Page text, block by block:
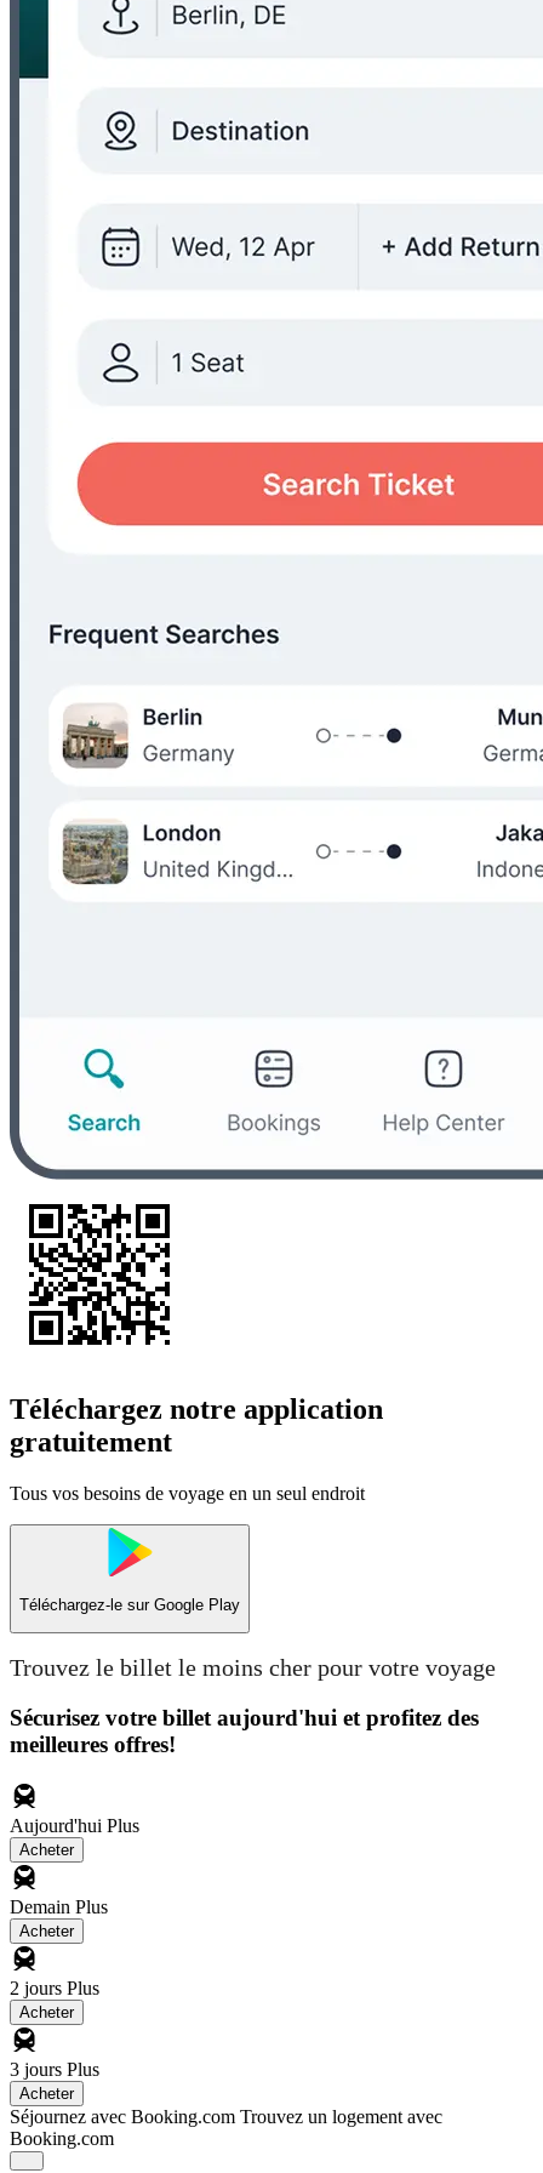
Téléchargez notre application
gratuitement
Tous vos besoins de voyage en un seul endroit
Téléchargez-le sur Google Play
Trouvez le billet le moins cher pour votre voyage
Sécurisez votre billet aujourd'hui et profitez des
meilleures offres!
Aujourd'hui Plus
Acheter
Demain Plus
Acheter
2 jours Plus
Acheter
3 jours Plus
Acheter
Séjournez avec Booking.com Trouvez un logement avec
Booking.com